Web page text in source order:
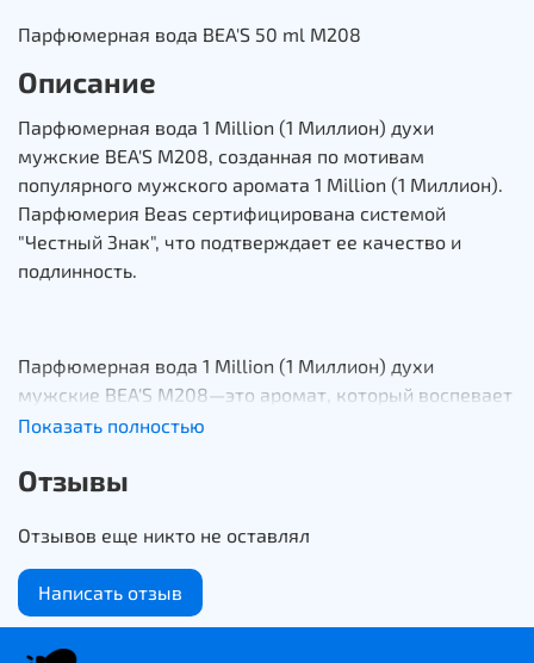
Парфюмерная вода BEA'S 50 ml M208
Описание
Парфюмерная вода 1 Million (1 Миллион) духи
мужские BEA'S M208, созданная по мотивам
популярного мужского аромата 1 Million (1 Миллион).
Парфюмерия Beas сертифицирована системой
"Честный Знак", что подтверждает ее качество и
подлинность.
Парфюмерная вода 1 Million (1 Миллион) духи
мужские BEA'S M208—это аромат, который воспевает
силу и уверенность современных мужчин. Он
вскружит голову, когда вы войдете в комнату.
розовый перец и шафран, придает экзотическую
атмосферу, а свежие мятные тона добавляют
изысканности. С базовыми нотами кожи, амбры и
пачули эти духи будут звучать на протяжении всего
дня. Все это вместе взятое делает 1 Million (1
Показать полностью
Отзывы
Отзывов еще никто не оставлял
Написать отзыв